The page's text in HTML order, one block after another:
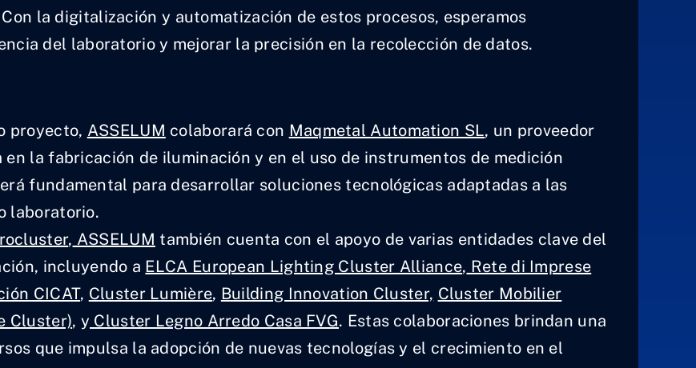
la digitalización y automatización de estos procesos, esperamos
del laboratorio y mejorar la precisión en la recolección de datos.
proyecto, ASSELUM colaborará con Maqmetal Automation SL, un proveedor
la fabricación de iluminación y en el uso de instrumentos de medición
fundamental para desarrollar soluciones tecnológicas adaptadas a las
laboratorio.
, ASSELUM también cuenta con el apoyo de varias entidades clave del
incluyendo a ELCA European Lighting Cluster Alliance, Rete di Imprese
CICAT, Cluster Lumière, Building Innovation Cluster, Cluster Mobilier
Cluster), y Cluster Legno Arredo Casa FVG. Estas colaboraciones brindan una
que impulsa la adopción de nuevas tecnologías y el crecimiento en el